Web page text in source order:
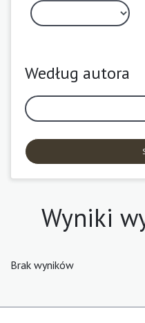
Według autora
Wyniki
Brak wyników